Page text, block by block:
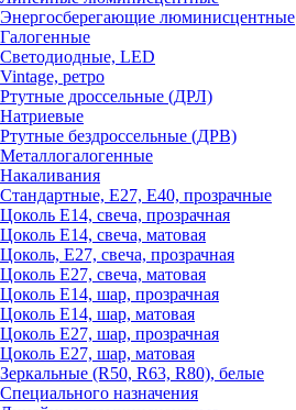
Энергосберегающие люминисцентные
Галогенные
Светодиодные, LED
Vintage, ретро
Ртутные дроссельные (ДРЛ)
Натриевые
Ртутные бездроссельные (ДРВ)
Металлогалогенные
Накаливания
Стандартные, Е27, Е40, прозрачные
Цоколь Е14, свеча, прозрачная
Цоколь Е14, свеча, матовая
Цоколь, Е27, свеча, прозрачная
Цоколь Е27, свеча, матовая
Цоколь Е14, шар, прозрачная
Цоколь Е14, шар, матовая
Цоколь Е27, шар, прозрачная
Цоколь Е27, шар, матовая
Зеркальные (R50, R63, R80), белые
Специального назначения